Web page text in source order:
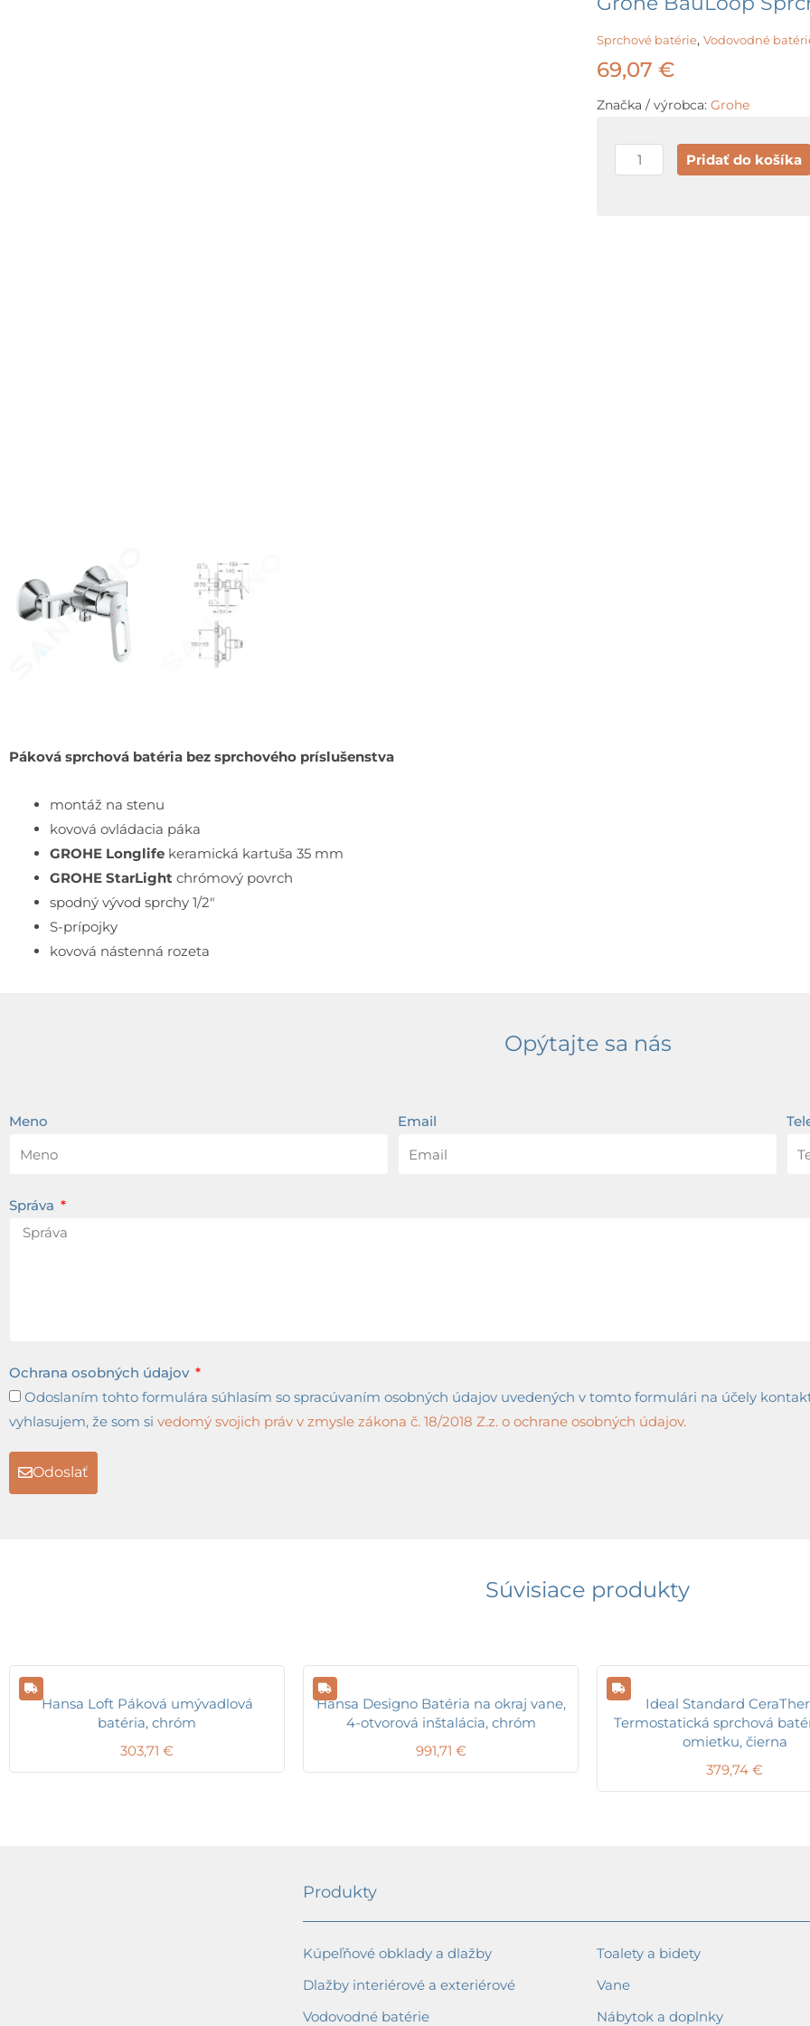
Sprchové batérie, Vodovodné
69,07 €
Značka / výrobca: Grohe
množstvo
Grohe
Pridať do košíka
Páková sprchová batéria bez sprchového príslušenstva
montáž na stenu
kovová ovládacia páka
GROHE Longlife keramická kartuša 35 mm
GROHE StarLight chrómový povrch
spodný vývod sprchy 1/2″
S-prípojky
kovová nástenná rozeta
Opýtajte sa nás
Meno Email
Správa
Ochrana osobných údajov
Odoslaním tohto formulára súhlasím so spracúvaním osobných údajov uvedených v tomto formulári na účely
vyhlasujem, že som si vedomý svojich práv v zmysle zákona č. 18/2018 Z.z. o ochrane osobných údajov.
Odoslať
Súvisiace produkty
Hansa Loft Páková umývadlová
batéria, chróm
303,71 €
Hansa Designo Batéria na okraj vane,
4-otvorová inštalácia, chróm
991,71 €
Ideal Standard
Termostatická sprchová
omietku, čierna
379,74 €
Produkty
Kúpeľňové obklady a dlažby
Dlažby interiérové a exteriérové
Vodovodné batérie
Toalety a bidety
Vane
Nábytok a doplnky